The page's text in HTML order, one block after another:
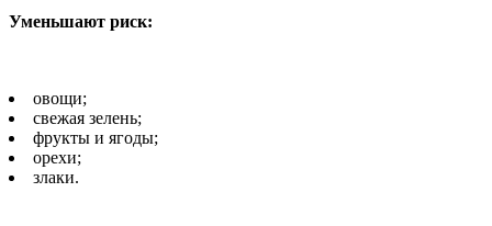
Уменьшают риск:
овощи;
свежая зелень;
фрукты и ягоды;
орехи;
злаки.